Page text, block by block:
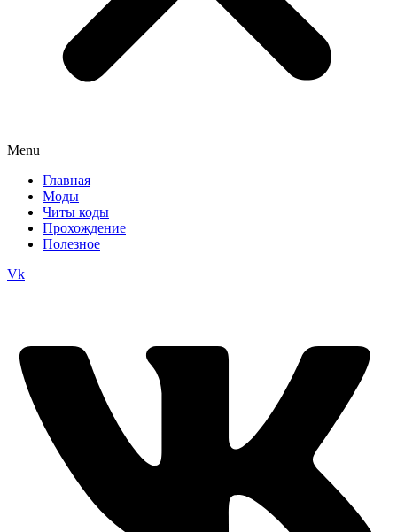
Menu
Главная
Моды
Читы коды
Прохождение
Полезное
Vk